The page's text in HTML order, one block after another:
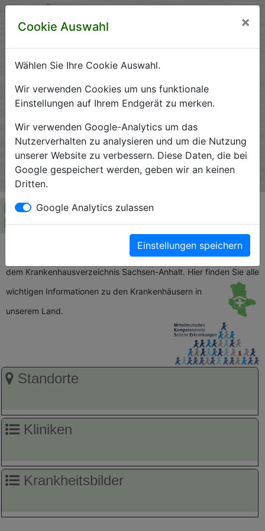
Krankenhausverzeichnis
Sachsen-Anhalt
Ein Service der Krankenhausgesellschaft Sachsen-Anhalt
e.V.
Herzlich Willkommen auf den Seiten der
Krankenhäuser Sachsen-Anhalts
Die Krankenhausgesellschaft Sachsen-Anhalt begrüßt Sie auf
dem Krankenhausverzeichnis Sachsen-Anhalt. Hier finden Sie alle
wichtigen Informationen zu den Krankenhäusern in
unserem Land.
Standorte
Kliniken
Krankheitsbilder
Cookie Auswahl ×
Wählen Sie Ihre Cookie Auswahl.
Wir verwenden Cookies um uns funktionale
Einstellungen auf Ihrem Endgerät zu merken.
Wir verwenden Google-Analytics um das
Nutzerverhalten zu analysieren und um die Nutzung
unserer Website zu verbessern. Diese Daten, die bei
Google gespeichert werden, geben wir an keinen
Dritten.
Google Analytics zulassen
Einstellungen speichern